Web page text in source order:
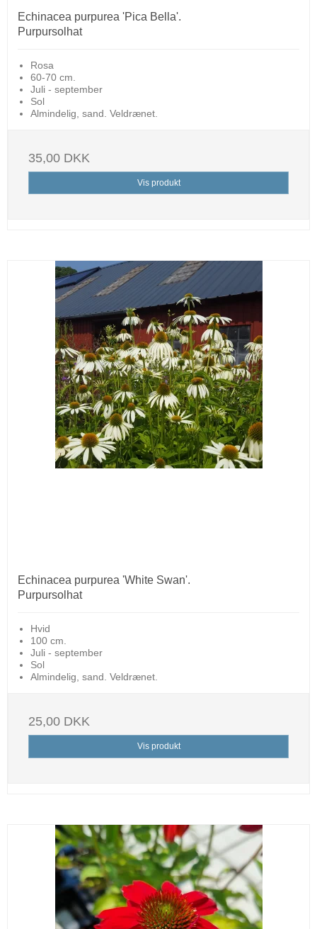
Echinacea purpurea 'Pica Bella'.
Purpursolhat
Rosa
60-70 cm.
Juli - september
Sol
Almindelig, sand. Veldrænet.
35,00 DKK
Vis produkt
Echinacea purpurea 'White Swan'.
Purpursolhat
Hvid
100 cm.
Juli - september
Sol
Almindelig, sand. Veldrænet.
25,00 DKK
Vis produkt